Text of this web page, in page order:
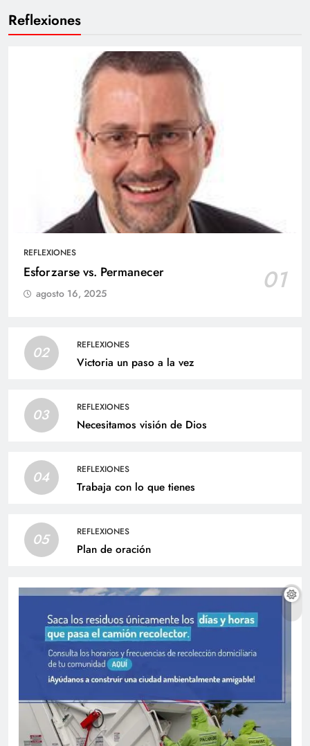
Reflexiones
REFLEXIONES
Esforzarse vs. Permanecer 01
agosto 16, 2025
02 REFLEXIONES
Victoria un paso a la vez
03 REFLEXIONES
Necesitamos visión de Dios
04 REFLEXIONES
Trabaja con lo que tienes
05 REFLEXIONES
Plan de oración